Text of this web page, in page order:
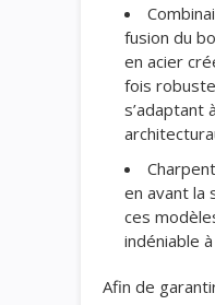
fusion du
en acier
fois
s’adaptant
en avant la
ces
indéniable
Afin de